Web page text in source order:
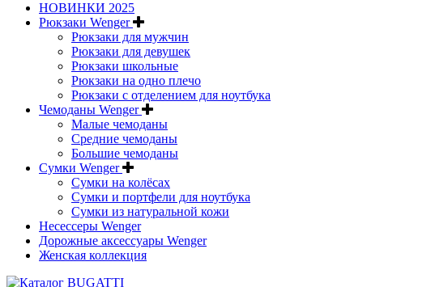
НОВИНКИ 2025
Рюкзаки Wenger
Рюкзаки для мужчин
Рюкзаки для девушек
Рюкзаки школьные
Рюкзаки на одно плечо
Рюкзаки с отделением для ноутбука
Чемоданы Wenger
Малые чемоданы
Средние чемоданы
Большие чемоданы
Сумки Wenger
Сумки на колёсах
Сумки и портфели для ноутбука
Сумки из натуральной кожи
Несессеры Wenger
Дорожные аксессуары Wenger
Женская коллекция